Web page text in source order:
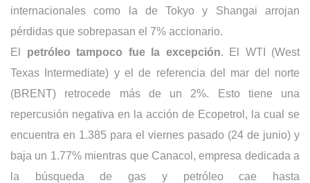
internacionales como la de Tokyo y Shangai arrojan
pérdidas que sobrepasan el 7% accionario.
El petróleo tampoco fue la excepción. El WTI (West
Texas Intermediate) y el de referencia del mar del norte
(BRENT) retrocede más de un 2%. Esto tiene una
repercusión negativa en la acción de Ecopetrol, la cual se
encuentra en 1.385 para el viernes pasado (24 de junio) y
baja un 1.77% mientras que Canacol, empresa dedicada a
la búsqueda de gas y petróleo cae hasta